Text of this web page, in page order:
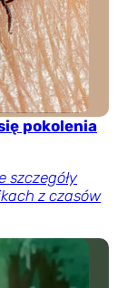
pokolenia
szczegóły
z czasów